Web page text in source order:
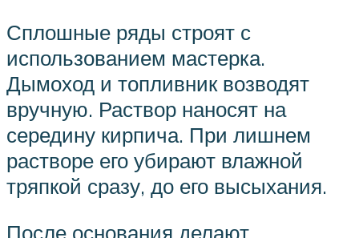
Сплошные ряды строят с
использованием мастерка.
Дымоход и топливник возводят
вручную. Раствор наносят на
середину кирпича. При лишнем
растворе его убирают влажной
тряпкой сразу, до его высыхания.
После основания делают